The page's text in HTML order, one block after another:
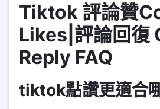
Tiktok 評論贊
Likes|評論回復
Reply FAQ
tiktok點讚更適合